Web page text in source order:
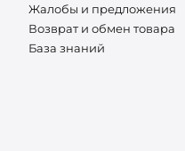
Жалобы и предложения
Возврат и обмен товара
База знаний